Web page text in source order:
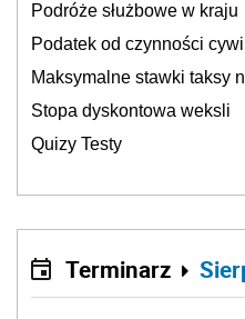
Podróże służbowe w kraju
Podatek od czynności
Maksymalne stawki taksy
Stopa dyskontowa weksli
Quizy Testy
Terminarz